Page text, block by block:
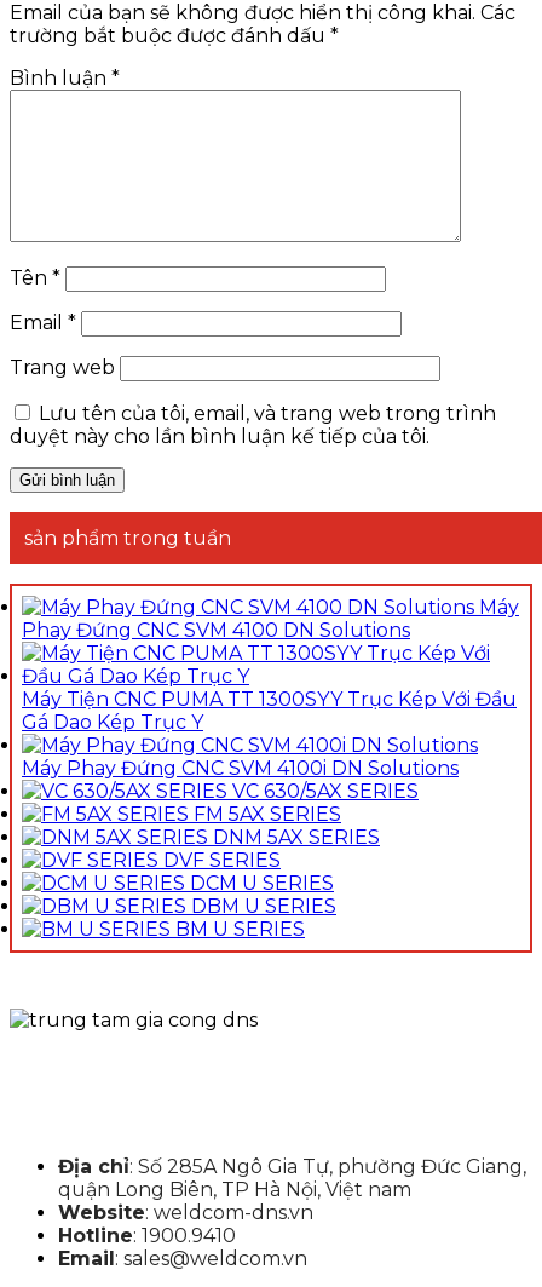
Email của bạn sẽ không được hiển thị công khai. Các
trường bắt buộc được đánh dấu *
Bình luận *
Tên *
Email *
Trang web
Lưu tên của tôi, email, và trang web trong trình
duyệt này cho lần bình luận kế tiếp của tôi.
sản phẩm trong tuần
Máy
Phay Đứng CNC SVM 4100 DN Solutions
Máy Tiện CNC PUMA TT 1300SYY Trục Kép Với Đầu
Gá Dao Kép Trục Y
Máy Phay Đứng CNC SVM 4100i DN Solutions
VC 630/5AX SERIES
FM 5AX SERIES
DNM 5AX SERIES
DVF SERIES
DCM U SERIES
DBM U SERIES
BM U SERIES
Địa chỉ: Số 285A Ngô Gia Tự, phường Đức Giang,
quận Long Biên, TP Hà Nội, Việt nam
Website: weldcom-dns.vn
Hotline: 1900.9410
Email: sales@weldcom.vn